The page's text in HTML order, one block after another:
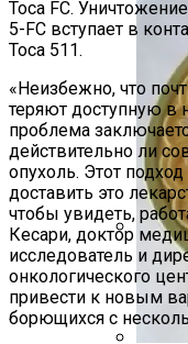
Дом
Toca FC.
5-FC вступает в
Toca 511.
«Неизбежно, что
теряют доступную в
проблема
действительно ли
опухоль. Этот
доставить это
чтобы увидеть,
Кесари, доктор
исследователь и
онкологического
привести к новым
борющихся с